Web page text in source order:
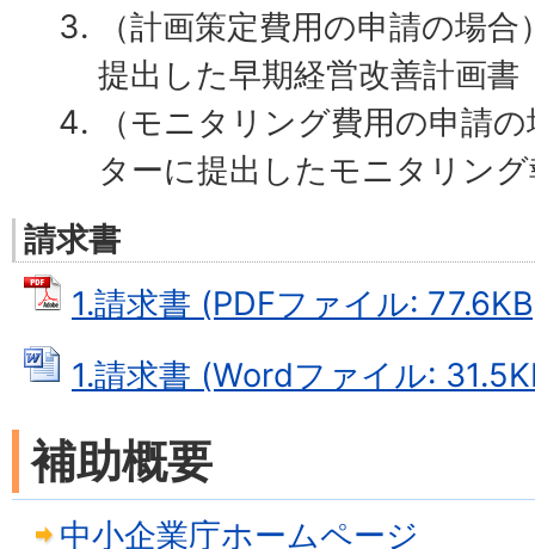
（計画策定費用の申請の場
提出した早期経営改善計画書
（モニタリング費用の申請
ターに提出したモニタリン
請求書
1.請求書 (PDFファイル:
1.請求書 (Wordファイル:
補助概要
中小企業庁ホームページ